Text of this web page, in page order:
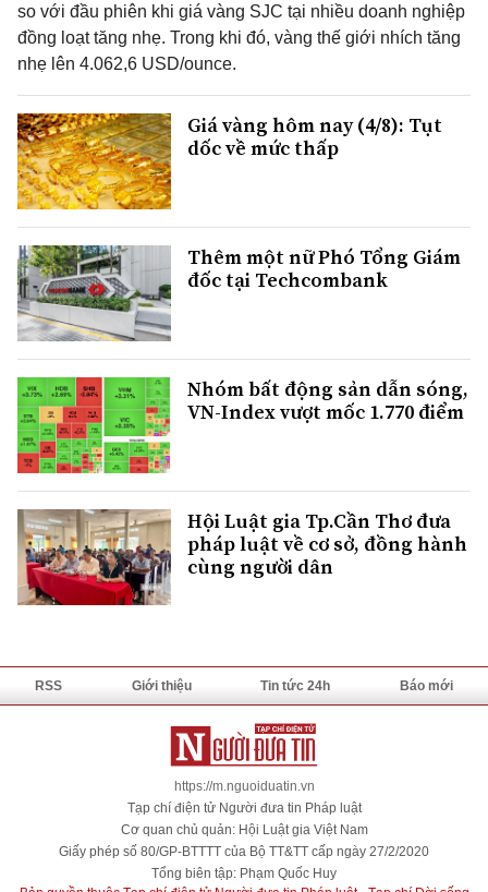
so với đầu phiên khi giá vàng SJC tại nhiều doanh nghiệp
đồng loạt tăng nhẹ. Trong khi đó, vàng thế giới nhích tăng
nhẹ lên 4.062,6 USD/ounce.
Giá vàng hôm nay (4/8): Tụt
dốc về mức thấp
Thêm một nữ Phó Tổng Giám
đốc tại Techcombank
Nhóm bất động sản dẫn sóng,
VN-Index vượt mốc 1.770 điểm
Hội Luật gia Tp.Cần Thơ đưa
pháp luật về cơ sở, đồng hành
cùng người dân
RSS Giới thiệu Tin tức 24h Báo mới
https://m.nguoiduatin.vn
Tạp chí điện tử Người đưa tin Pháp luật
Cơ quan chủ quản: Hội Luật gia Việt Nam
Giấy phép số 80/GP-BTTTT của Bộ TT&TT cấp ngày 27/2/2020
Tổng biên tập: Phạm Quốc Huy